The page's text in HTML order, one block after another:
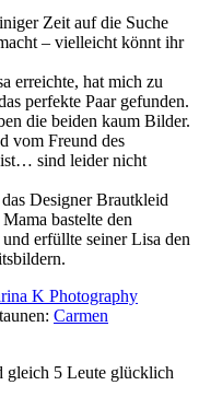
Zeit auf die Suche
– vielleicht könnt ihr
erreichte, hat mich zu
perfekte Paar gefunden.
die beiden kaum Bilder.
vom Freund des
ist… sind leider nicht
Designer Brautkleid
bastelte den
erfüllte seiner Lisa den
K Photography
Carmen
gleich 5 Leute glücklich